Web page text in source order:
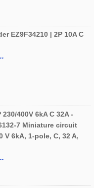
EZ9F34210 | 2P 10A C
400V 6kA C 32A -
7 Miniature circuit
V 6kA, 1-pole, C, 32 A,